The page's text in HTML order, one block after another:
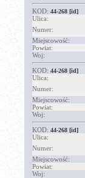
KOD: 44-268 [id]
Ulica:
Numer:
Miejscowość:
Powiat:
Woj:
KOD: 44-268 [id]
Ulica:
Numer:
Miejscowość:
Powiat:
Woj:
KOD: 44-268 [id]
Ulica:
Numer:
Miejscowość:
Powiat:
Woj: